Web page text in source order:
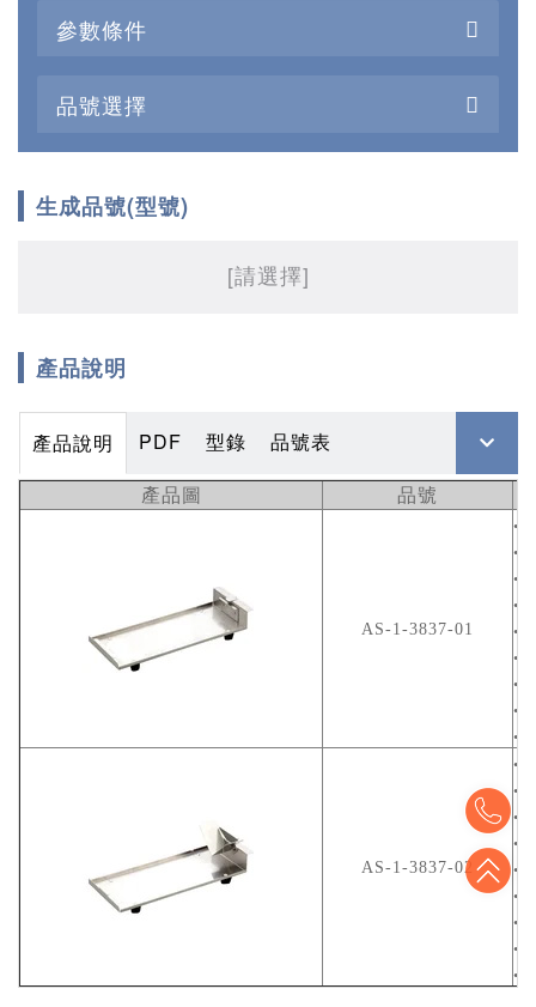
參數條件
品號選擇
生成品號(型號)
[請選擇]
產品說明
產品說明 PDF 型錄 品號表
產品圖 品號
AS-1-3837-01
●
●
●
●
●
●
●
●
●
AS-1-3837-02
●
●
●
●
●
●
●
●
●